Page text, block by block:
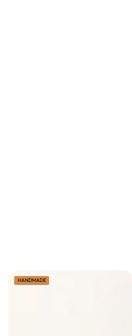
HANDMADE